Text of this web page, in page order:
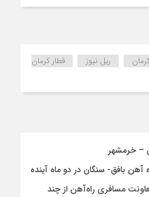
ریل نیوز
قطار کرمان
– خرمشهر
بافق- سنگان در دو ماه آینده
مسافری راه‌آهن از چند